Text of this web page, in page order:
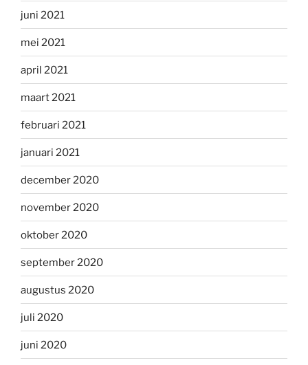
juni 2021
mei 2021
april 2021
maart 2021
februari 2021
januari 2021
december 2020
november 2020
oktober 2020
september 2020
augustus 2020
juli 2020
juni 2020